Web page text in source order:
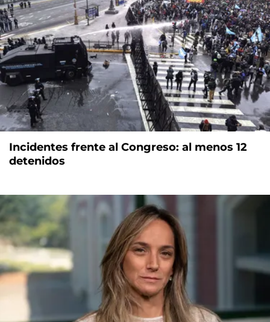
Incidentes frente al Congreso: al menos 12
detenidos